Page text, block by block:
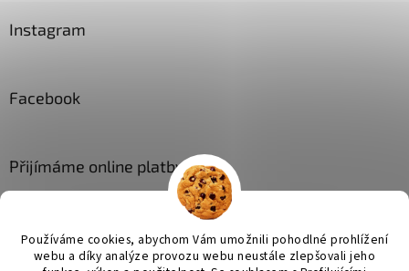
Používáme cookies, abychom Vám umožnili pohodlné prohlížení
webu a díky analýze provozu webu neustále zlepšovali jeho
Instagram
Facebook
Přijímáme online platby